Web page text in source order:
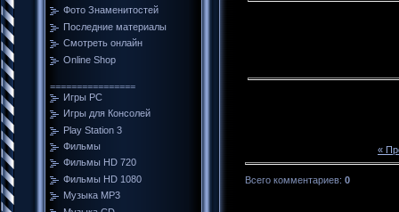
Фото Знаменитостей
Последние материалы
Смотреть онлайн
Online Shop
================
Игры PC
Игры для Консолей
Play Station 3
Фильмы
Фильмы HD 720
Фильмы HD 1080
Музыка MP3
«
Всего комментариев: 0